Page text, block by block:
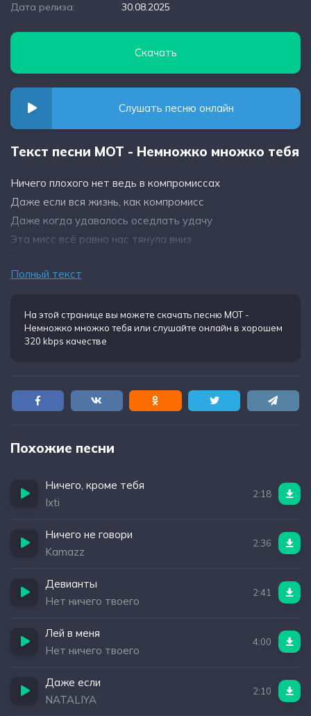
Дата релиза:
30.08.2025
Скачать
Слушать песню онлайн
Текст песни МОТ - Немножко множко тебя
Ничего плохого нет ведь в компромиссах
Даже если вся жизнь, как компромисс
Даже когда удавалось оседлать удачу
Эта мисс всё равно нас тянула вниз
С тобой ничего не бывало зря
У меня немножко множко есть тебя
Без чёрного нет белого, мы из одной коллекции
Полный текст
На этой странице вы можете скачать песню МОТ -
Немножко множко тебя или слушайте онлайн в хорошем
320 kbps качестве
Похожие песни
Ничего, кроме тебя
Ixti
2:18
Ничего не говори
Kamazz
2:36
Девианты
Нет ничего твоего
2:41
Лей в меня
Нет ничего твоего
4:00
Даже если
NATALIYA
2:10